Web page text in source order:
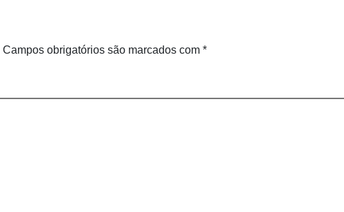
Campos obrigatórios são marcados com *